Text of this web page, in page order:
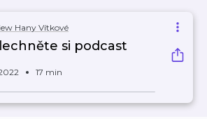
Hany Vítkové
si podcast
17 min